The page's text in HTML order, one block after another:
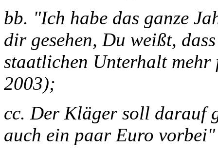
bb. "Ich habe das ganze
dir gesehen, Du weißt,
staatlichen Unterhalt mehr
2003);
cc. Der Kläger soll darauf
auch ein paar Euro